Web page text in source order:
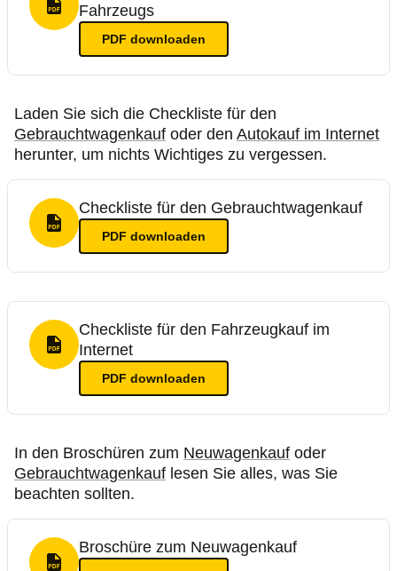
PDF Format
Fahrzeugs
PDF downloaden
Laden Sie sich die Checkliste für den
Gebrauchtwagenkauf oder den Autokauf im Internet
herunter, um nichts Wichtiges zu vergessen.
PDF Format
Checkliste für den Gebrauchtwagenkauf
PDF downloaden
PDF Format
Checkliste für den Fahrzeugkauf im
Internet
PDF downloaden
In den Broschüren zum Neuwagenkauf oder
Gebrauchtwagenkauf lesen Sie alles, was Sie
beachten sollten.
Broschüre zum Neuwagenkauf